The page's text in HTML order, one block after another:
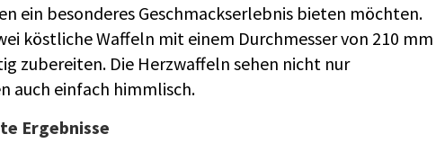
ein besonderes Geschmackserlebnis bieten möchten.
köstliche Waffeln mit einem Durchmesser von 210 mm
zubereiten. Die Herzwaffeln sehen nicht nur
auch einfach himmlisch.
Ergebnisse